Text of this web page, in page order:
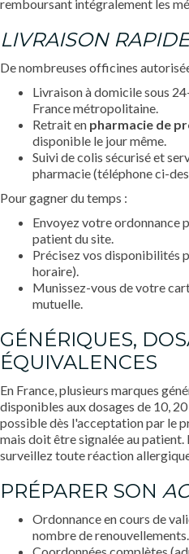
remboursant intégralement les
LIVRAISON RAPIDE
De nombreuses officines
Livraison à domicile sous
France métropolitaine.
Retrait en pharmacie de
disponible le jour même.
Suivi de colis sécurisé et
pharmacie (téléphone ci-
Pour gagner du temps :
Envoyez votre ordonnance
patient du site.
Précisez vos disponibilités
horaire).
Munissez-vous de votre
mutuelle.
GÉNÉRIQUES,
ÉQUIVALENCES
En France, plusieurs marques
disponibles aux dosages de 10,
possible dès l'acceptation par le
mais doit être signalée au
surveillez toute réaction
PRÉPARER SON
Ordonnance en cours de
nombre de renouvellements.